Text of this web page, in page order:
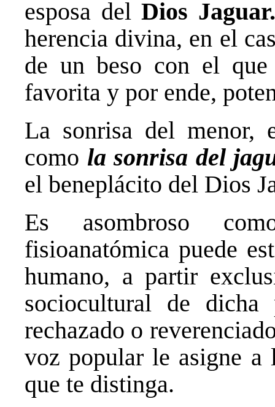
esposa del Dios Jaguar.
herencia divina, en el
de un beso con el
favorita y por ende,
La sonrisa del menor,
como la sonrisa del
el beneplácito del Dios
Es asombroso
fisioanatómica puede
humano, a partir
sociocultural de dicha
rechazado o
voz popular le asigne a
que te distinga.